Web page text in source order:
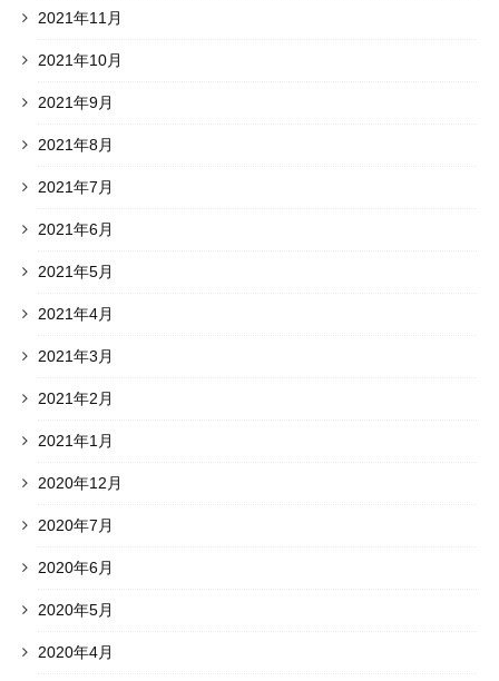
2021年11月
2021年10月
2021年9月
2021年8月
2021年7月
2021年6月
2021年5月
2021年4月
2021年3月
2021年2月
2021年1月
2020年12月
2020年7月
2020年6月
2020年5月
2020年4月